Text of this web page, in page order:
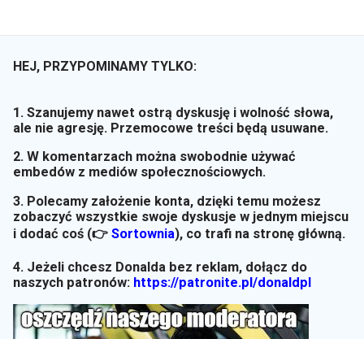
HEJ, PRZYPOMINAMY TYLKO:
1. Szanujemy nawet ostrą dyskusję i wolność słowa,
ale nie agresję. Przemocowe treści będą usuwane.
2. W komentarzach można swobodnie używać
embedów z mediów społecznościowych.
3. Polecamy założenie konta, dzięki temu możesz
zobaczyć wszystkie swoje dyskusje w jednym miejscu
i dodać coś (👉 Sortownia), co trafi na stronę główną.
4. Jeżeli chcesz Donalda bez reklam, dołącz do
naszych patronów: https://patronite.pl/donaldpl